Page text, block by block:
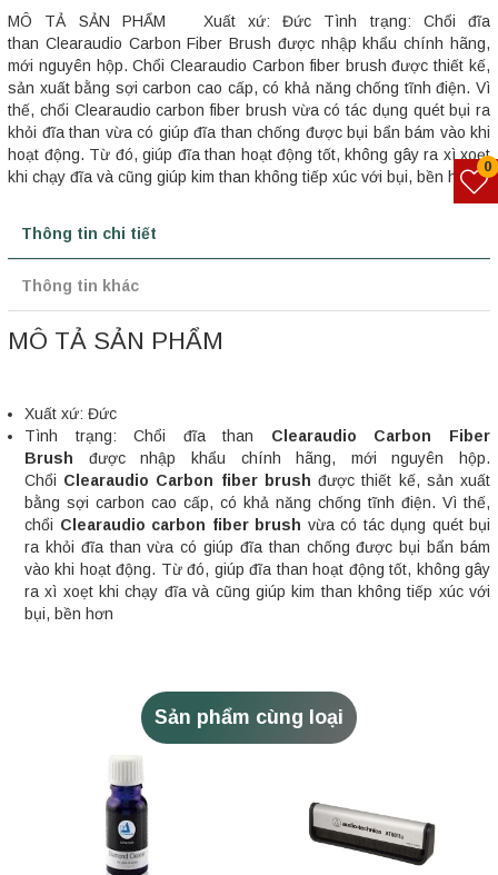
MÔ TẢ SẢN PHẨM Xuất xứ: Đức Tình trạng: Chổi đĩa
than Clearaudio Carbon Fiber Brush được nhập khẩu chính hãng,
mới nguyên hộp. Chổi Clearaudio Carbon fiber brush được thiết kế,
sản xuất bằng sợi carbon cao cấp, có khả năng chống tĩnh điện. Vì
thế, chổi Clearaudio carbon fiber brush vừa có tác dụng quét bụi ra
khỏi đĩa than vừa có giúp đĩa than chống được bụi bẩn bám vào khi
hoạt động. Từ đó, giúp đĩa than hoạt động tốt, không gây ra xì xoẹt
khi chạy đĩa và cũng giúp kim than không tiếp xúc với bụi, bền hơn
Thông tin chi tiết
Thông tin khác
MÔ TẢ SẢN PHẨM
Xuất xứ: Đức
Tình trạng: Chổi đĩa than Clearaudio Carbon Fiber
Brush được nhập khẩu chính hãng, mới nguyên hộp.
Chổi Clearaudio Carbon fiber brush được thiết kế, sản xuất
bằng sợi carbon cao cấp, có khả năng chống tĩnh điện. Vì thế,
chổi Clearaudio carbon fiber brush vừa có tác dụng quét bụi
ra khỏi đĩa than vừa có giúp đĩa than chống được bụi bẩn bám
vào khi hoạt động. Từ đó, giúp đĩa than hoạt động tốt, không gây
ra xì xoẹt khi chạy đĩa và cũng giúp kim than không tiếp xúc với
bụi, bền hơn
Sản phẩm cùng loại
0